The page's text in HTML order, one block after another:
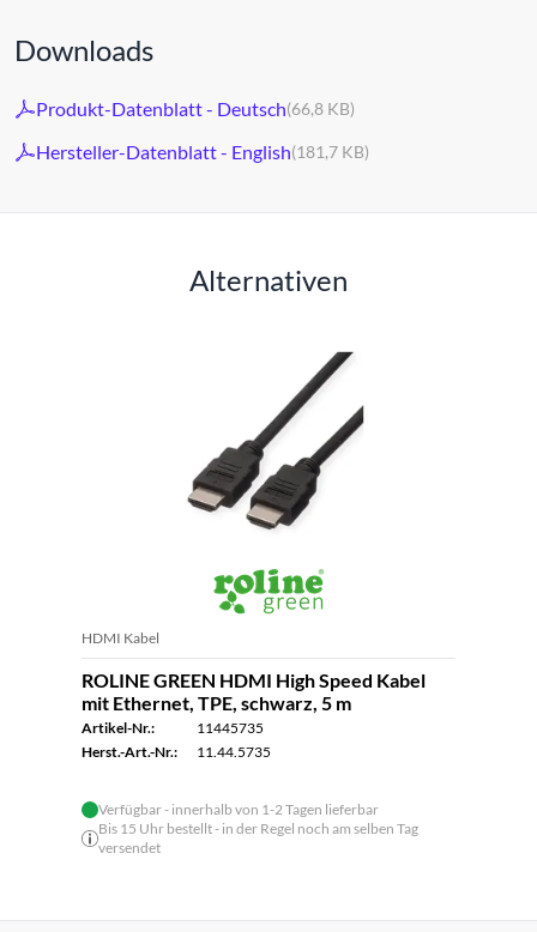
Downloads
Produkt-Datenblatt - Deutsch(66,8 KB)
Hersteller-Datenblatt - English(181,7 KB)
Alternativen
HDMI Kabel
ROLINE GREEN HDMI High Speed Kabel
mit Ethernet, TPE, schwarz, 5 m
Artikel-Nr.:
11445735
Herst.-Art.-Nr.:
11.44.5735
Verfügbar - innerhalb von 1-2 Tagen lieferbar
Bis 15 Uhr bestellt - in der Regel noch am selben Tag
versendet